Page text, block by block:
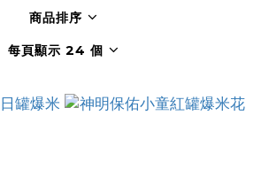
商品排序
每頁顯示 24 個